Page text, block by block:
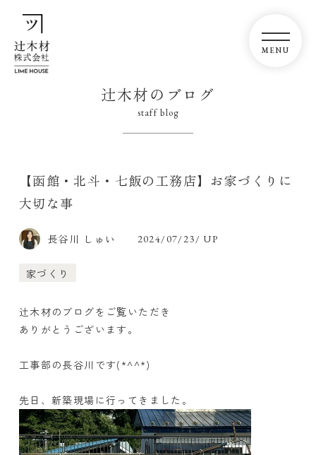
辻木材のブログ
staff blog
【函館・北斗・七飯の工務店】お家づくりに
大切な事
長谷川 しゅい 2024/07/23/ UP
家づくり
辻木材のブログをご覧いただき
ありがとうございます。
工事部の長谷川です(*^^*)
先日、新築現場に行ってきました。